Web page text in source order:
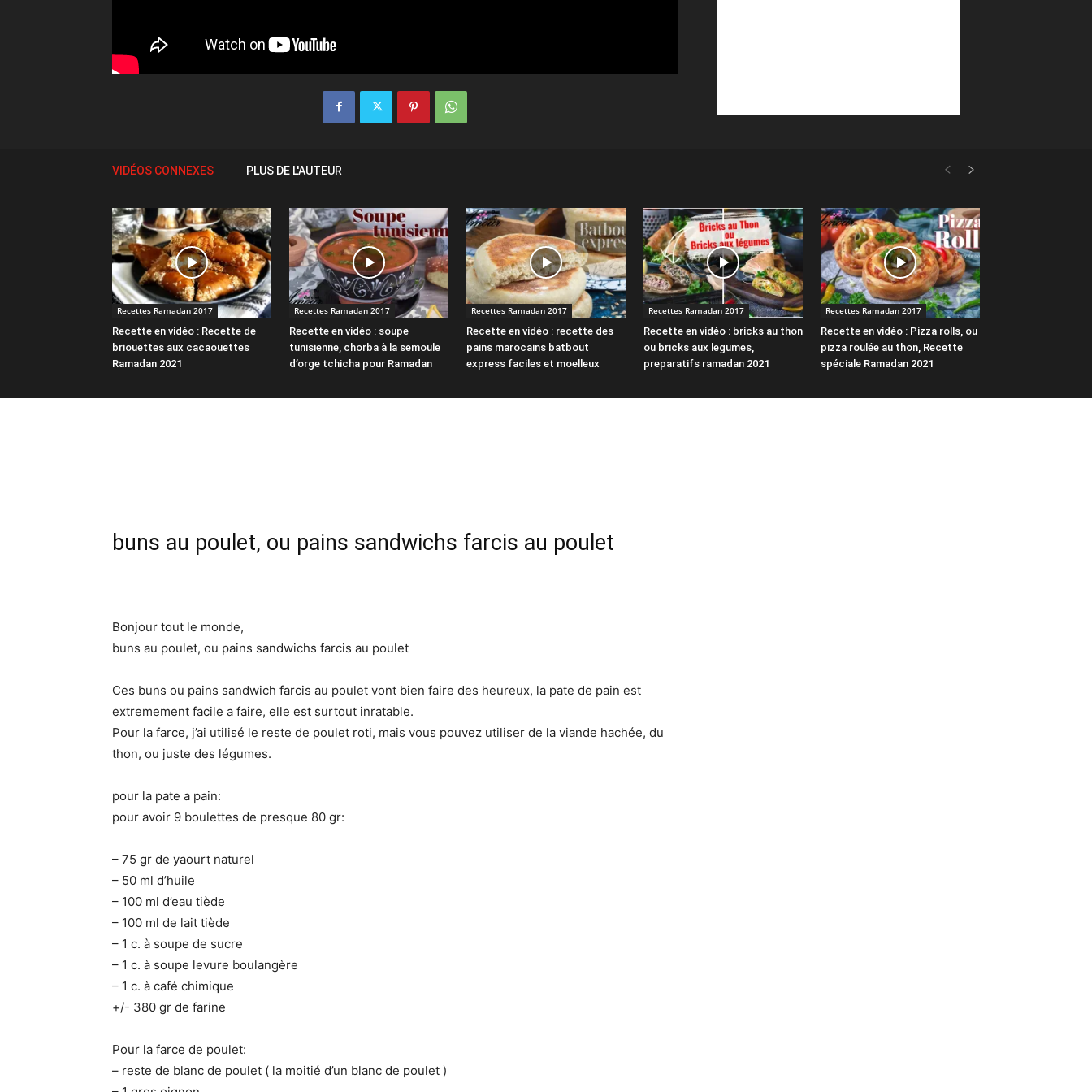
VIDÉOS CONNEXES PLUS DE L'AUTEUR
Recettes Ramadan 2017
Recette en vidéo : Recette de
briouettes aux cacaouettes
Ramadan 2021
Recettes Ramadan 2017
Recette en vidéo : soupe
tunisienne, chorba à la semoule
d’orge tchicha pour Ramadan
Recettes Ramadan 2017
Recette en vidéo : recette des
pains marocains batbout
express faciles et moelleux
Recettes Ramadan 2017
Recette en vidéo : bricks au thon
ou bricks aux legumes,
preparatifs ramadan 2021
Recettes Ramadan 2017
Recette en vidéo : Pizza rolls, ou
pizza roulée au thon, Recette
spéciale Ramadan 2021
buns au poulet, ou pains sandwichs farcis au poulet
Bonjour tout le monde,
buns au poulet, ou pains sandwichs farcis au poulet
Ces buns ou pains sandwich farcis au poulet vont bien faire des heureux, la pate de pain est
extremement facile a faire, elle est surtout inratable.
Pour la farce, j’ai utilisé le reste de poulet roti, mais vous pouvez utiliser de la viande hachée, du
thon, ou juste des légumes.
pour la pate a pain:
pour avoir 9 boulettes de presque 80 gr:
– 75 gr de yaourt naturel
– 50 ml d’huile
– 100 ml d’eau tiède
– 100 ml de lait tiède
– 1 c. à soupe de sucre
– 1 c. à soupe levure boulangère
– 1 c. à café chimique
+/- 380 gr de farine
Pour la farce de poulet:
– reste de blanc de poulet ( la moitié d’un blanc de poulet )